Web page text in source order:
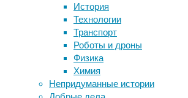
История
Технологии
Транспорт
Роботы и дроны
Физика
Химия
Непридуманные истории
свои
норы
других
зверей
самым
лекарства медицина
мозг наука неврология
нейробиология
нейрофизиология
палеонтология
поведение